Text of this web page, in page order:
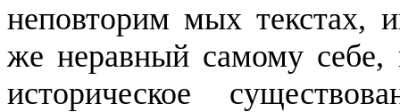
неповториммых текстах,
же неравный самому
историческое